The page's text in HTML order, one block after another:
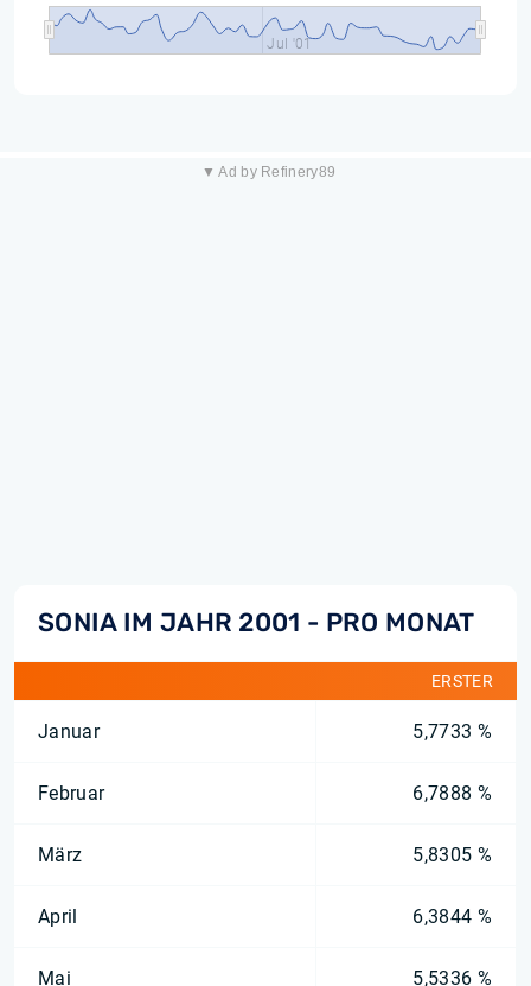
Jul '01
▼ Ad by Refinery89
SONIA IM JAHR 2001 - PRO MONAT
ERSTER
Januar 5,7733 %
Februar 6,7888 %
März 5,8305 %
April 6,3844 %
Mai 5,5336 %